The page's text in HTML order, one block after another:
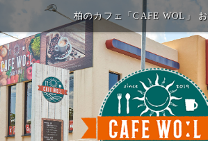
柏のカフェ「CAFE WOL」